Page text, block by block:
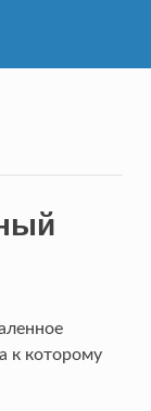
к которому